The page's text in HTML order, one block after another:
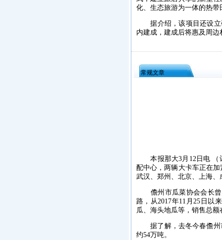
化、生态旅游为一体的热带
据介绍，该项目还设立
内建成，建成后将惠及周
常规文章
本报那大3月12日电 （记
配中心，两辆大卡车正在
武汉、郑州、北京、上海、
儋州市瓜菜协会会长曾
路，从2017年11月25日以
瓜、海头地瓜等，销售总额
据了解，去冬今春儋州市
约54万吨。